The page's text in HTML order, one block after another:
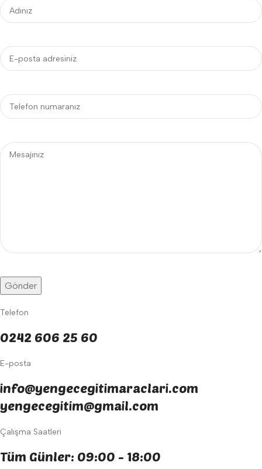
Telefon
0242 606 25 60
E-posta
info@yengecegitimaraclari.com
yengecegitim@gmail.com
Çalışma Saatleri
Tüm Günler: 09:00 - 18:00